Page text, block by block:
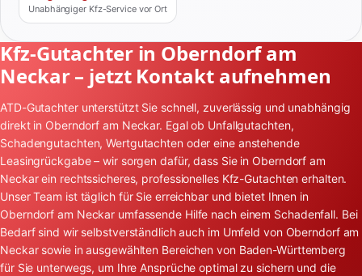
Unabhängiger Kfz-Service vor Ort
Kfz-Gutachter in Oberndorf am
Neckar – jetzt Kontakt aufnehmen
ATD-Gutachter unterstützt Sie schnell, zuverlässig und unabhängig
direkt in Oberndorf am Neckar. Egal ob Unfallgutachten,
Schadengutachten, Wertgutachten oder eine anstehende
Leasingrückgabe – wir sorgen dafür, dass Sie in Oberndorf am
Neckar ein rechtssicheres, professionelles Kfz-Gutachten erhalten.
Unser Team ist täglich für Sie erreichbar und bietet Ihnen in
Oberndorf am Neckar umfassende Hilfe nach einem Schadenfall. Bei
Bedarf sind wir selbstverständlich auch im Umfeld von Oberndorf am
Neckar sowie in ausgewählten Bereichen von Baden-Württemberg
für Sie unterwegs, um Ihre Ansprüche optimal zu sichern und die